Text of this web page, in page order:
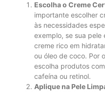
Escolha o Creme
importante escolher
às necessidades
exemplo, se sua pele
creme rico em
ou óleo de coco. Por
escolha produtos
cafeína ou retinol.
Aplique na Pele